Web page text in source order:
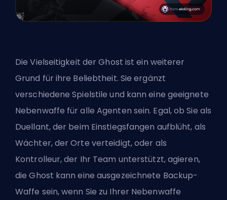
Die Vielseitigkeit der Ghost ist ein weiterer
Grund für ihre Beliebtheit. Sie ergänzt
verschiedene Spielstile und kann eine geeignete
Nebenwaffe für alleAgenten sein. Egal, ob Sie als
Duellant, der beim Einstiegsfangen aufblüht, als
Wächter, der Orte verteidigt, oder als
Kontrolleur, der Ihr Team unterstützt, agieren,
die Ghost kann eine ausgezeichnete Backup-
Waffe sein, wenn Sie zu Ihrer Nebenwaffe